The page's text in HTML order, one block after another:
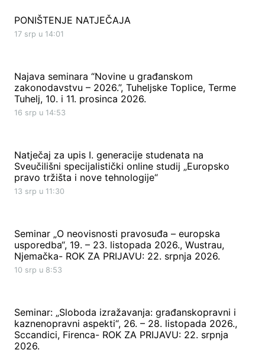
PONIŠTENJE NATJEČAJA
17 srp u 14:01
Najava seminara “Novine u građanskom
zakonodavstvu – 2026.”, Tuheljske Toplice, Terme
Tuhelj, 10. i 11. prosinca 2026.
16 srp u 14:53
Natječaj za upis I. generacije studenata na
Sveučilišni specijalistički online studij „Europsko
pravo tržišta i nove tehnologije“
13 srp u 11:30
Seminar „O neovisnosti pravosuđa – europska
usporedba“, 19. – 23. listopada 2026., Wustrau,
Njemačka- ROK ZA PRIJAVU: 22. srpnja 2026.
10 srp u 8:53
Seminar: „Sloboda izražavanja: građanskopravni i
kaznenopravni aspekti“, 26. – 28. listopada 2026.,
Sccandici, Firenca- ROK ZA PRIJAVU: 22. srpnja
2026.